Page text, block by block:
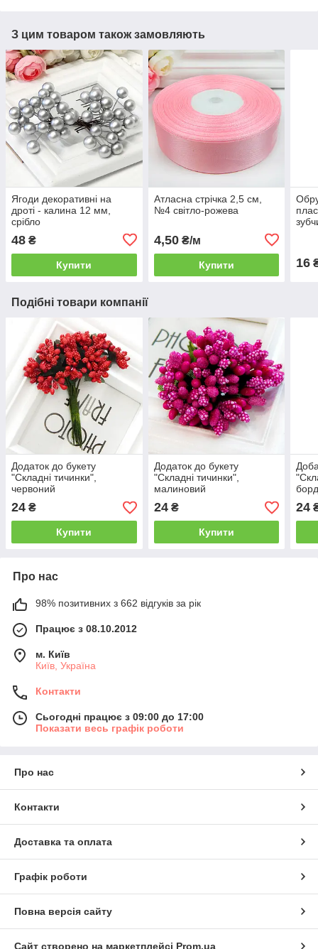
З цим товаром також замовляють
Ягоди декоративні на
дроті - калина 12 мм,
срібло
48 ₴
Купити
Атласна стрічка 2,5 см,
№4 світло-рожева
4,50₴/м
Купити 16
Подібні товари компанії
Додаток до букету
"Складні тичинки",
червоний
24 ₴
Купити
Додаток до букету
"Складні тичинки",
малиновий
24₴
Купити
24
Про нас
98% позитивних з 662 відгуків за рік
Працює з 08.10.2012
м. Київ
Київ, Україна
Контакти
Сьогодні працює з 09:00 до 17:00
Показати весь графік роботи
Про нас
Контакти
Доставка та оплата
Графік роботи
Повна версія сайту
Сайт створено на маркетплейсі Prom.ua